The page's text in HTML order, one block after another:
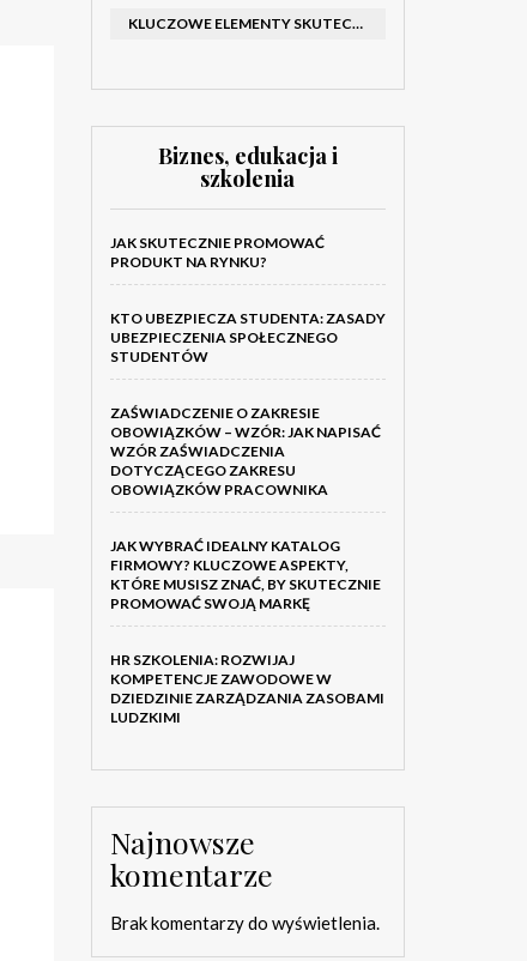
KLUCZOWE ELEMENTY SKUTECZNEGO KATALOGU FIRMOWEGO I BROSZURY
Biznes, edukacja i
szkolenia
JAK SKUTECZNIE PROMOWAĆ
PRODUKT NA RYNKU?
KTO UBEZPIECZA STUDENTA: ZASADY
UBEZPIECZENIA SPOŁECZNEGO
STUDENTÓW
ZAŚWIADCZENIE O ZAKRESIE
OBOWIĄZKÓW – WZÓR: JAK NAPISAĆ
WZÓR ZAŚWIADCZENIA
DOTYCZĄCEGO ZAKRESU
OBOWIĄZKÓW PRACOWNIKA
JAK WYBRAĆ IDEALNY KATALOG
FIRMOWY? KLUCZOWE ASPEKTY,
KTÓRE MUSISZ ZNAĆ, BY SKUTECZNIE
PROMOWAĆ SWOJĄ MARKĘ
HR SZKOLENIA: ROZWIJAJ
KOMPETENCJE ZAWODOWE W
DZIEDZINIE ZARZĄDZANIA ZASOBAMI
LUDZKIMI
Najnowsze
komentarze
Brak komentarzy do wyświetlenia.